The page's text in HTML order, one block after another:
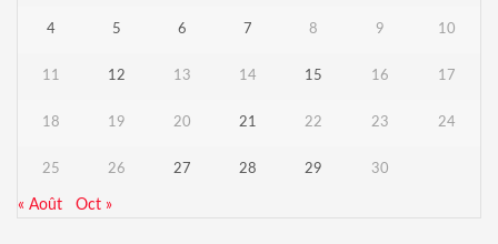
4 5 6 7 8 9 10
11 12 13 14 15 16 17
18 19 20 21 22 23 24
25 26 27 28 29 30
« Août Oct »